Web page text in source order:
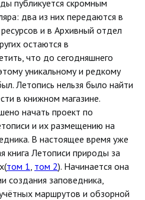
публикуется скромным
два из них передаются в
и в Архивный отдел
остаются в
что до сегодняшнего
уникальному и редкому
Летопись нельзя было найти
в книжном магазине.
начать проект по
и их размещению на
В настоящее время уже
книга Летописи природы за
том 1 том 2). Начинается она
создания заповедника,
маршрутов и обзорной